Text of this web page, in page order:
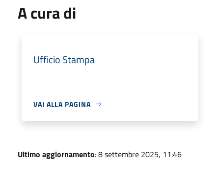
A cura di
Ufficio Stampa
VAI ALLA PAGINA
Ultimo aggiornamento: 8 settembre 2025, 11:46